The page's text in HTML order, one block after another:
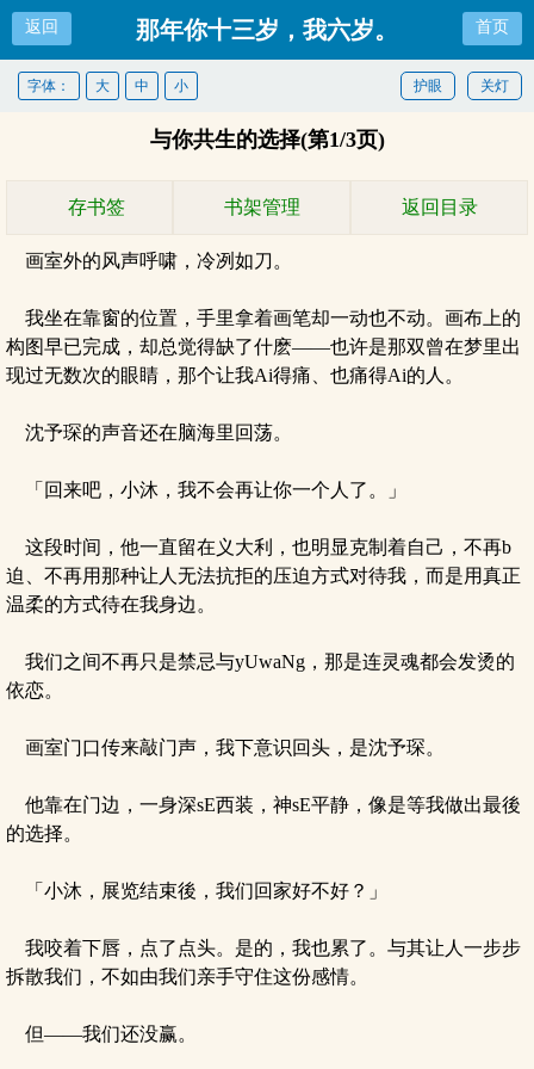
返回 那年你十三岁，我六岁。 首页
关灯
护眼
字体： 大 中 小
与你共生的选择(第1/3页)
存书签 书架管理 返回目录
画室外的风声呼啸，冷冽如刀。
我坐在靠窗的位置，手里拿着画笔却一动也不动。画布上的
构图早已完成，却总觉得缺了什麽——也许是那双曾在梦里出
现过无数次的眼睛，那个让我Ai得痛、也痛得Ai的人。
沈予琛的声音还在脑海里回荡。
「回来吧，小沐，我不会再让你一个人了。」
这段时间，他一直留在义大利，也明显克制着自己，不再b
迫、不再用那种让人无法抗拒的压迫方式对待我，而是用真正
温柔的方式待在我身边。
我们之间不再只是禁忌与yUwaNg，那是连灵魂都会发烫的
依恋。
画室门口传来敲门声，我下意识回头，是沈予琛。
他靠在门边，一身深sE西装，神sE平静，像是等我做出最後
的选择。
「小沐，展览结束後，我们回家好不好？」
我咬着下唇，点了点头。是的，我也累了。与其让人一步步
拆散我们，不如由我们亲手守住这份感情。
但——我们还没赢。